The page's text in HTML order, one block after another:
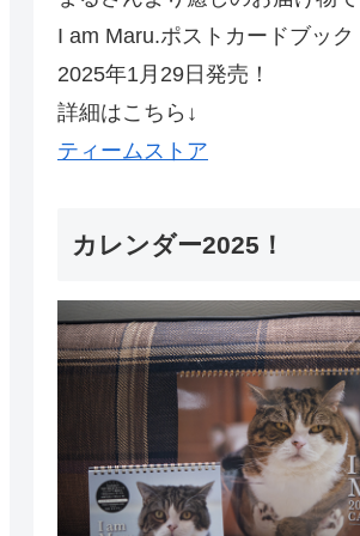
I am Maru.ポストカードブック
2025年1月29日発売！
詳細はこちら↓
ティームストア
カレンダー2025！